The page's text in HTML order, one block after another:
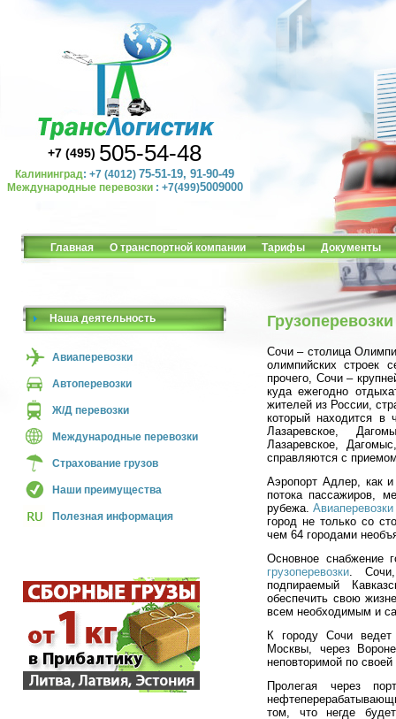
+7 (495) 505-54-48
Калининград: +7 (4012)75-51-19, 91-90-49
Международные перевозки : +7(499)5009000
Главная О транспортной компании Тарифы Документы
Наша деятельность
Авиаперевозки
Автоперевозки
Ж/Д перевозки
Международные перевозки
Страхование грузов
Наши преимущества
Полезная информация
Сочи – столица
олимпийских строек
прочего, Сочи –
куда ежегодно
жителей из России,
который находится в
Лазаревское,
Лазаревское,
справляются с
Аэропорт Адлер, как
потока пассажиров,
рубежа.
город не только со
чем 64 городами
Основное снабжение
грузоперевозки. Сочи,
подпираемый
обеспечить свою
всем необходимым и
К городу Сочи
Москвы, через
неповторимой по
Пролегая через
том, что негде